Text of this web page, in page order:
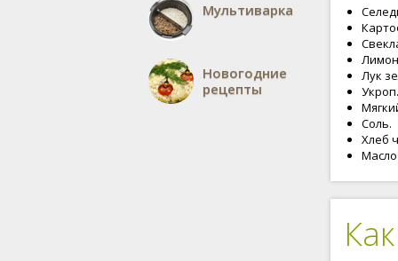
Мультиварка
Новогодние
рецепты
Лук
Укроп.
Соль.
Хлеб